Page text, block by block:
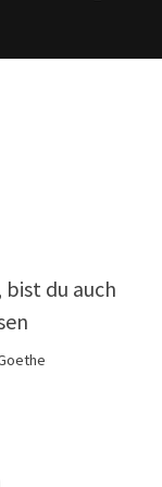
bist du auch